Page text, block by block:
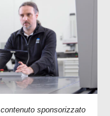
contenuto sponsorizzato